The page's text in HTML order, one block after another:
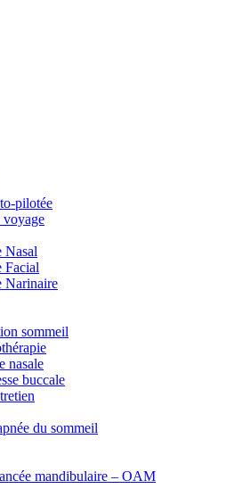
pilotée
voyage
Nasal
Facial
Narinaire
sommeil
nasale
buccale
du sommeil
mandibulaire – OAM